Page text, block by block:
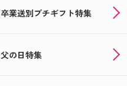
卒業送別プチギフト特集
父の日特集